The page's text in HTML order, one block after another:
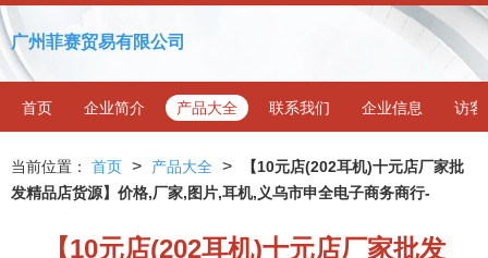
广州菲赛贸易有限公司
首页 企业简介 产品大全 联系我们 企业信息 访客
当前位置： 首页 > 产品大全 >
【10元店(202耳机)十元店厂家批
发精品店货源】价格,厂家,图片,耳机,义乌市申全电子商务商行-
【10元店(202耳机)十元店厂家批发